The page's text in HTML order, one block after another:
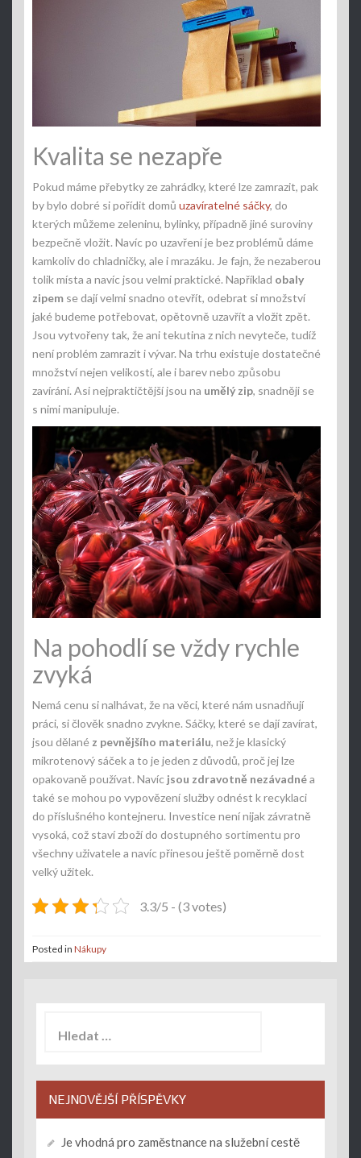
Kvalita se nezapře
Pokud máme přebytky ze zahrádky, které lze zamrazit, pak
by bylo dobré si pořídit domů uzavíratelné sáčky, do
kterých můžeme zeleninu, bylinky, případně jiné suroviny
bezpečně vložit. Navíc po uzavření je bez problémů dáme
kamkoliv do chladničky, ale i mrazáku. Je fajn, že nezaberou
tolik místa a navíc jsou velmi praktické. Například obaly
zipem se dají velmi snadno otevřít, odebrat si množství
jaké budeme potřebovat, opětovně uzavřít a vložit zpět.
Jsou vytvořeny tak, že ani tekutina z nich nevyteče, tudíž
není problém zamrazit i vývar. Na trhu existuje dostatečné
množství nejen velikostí, ale i barev nebo způsobu
zavírání. Asi nejpraktičtější jsou na umělý zip, snadněji se
s nimi manipuluje.
Na pohodlí se vždy rychle
zvyká
Nemá cenu si nalhávat, že na věci, které nám usnadňují
práci, si člověk snadno zvykne. Sáčky, které se dají zavírat,
jsou dělané z pevnějšího materiálu, než je klasický
mikrotenový sáček a to je jeden z důvodů, proč jej lze
opakovaně používat. Navíc jsou zdravotně nezávadnéa
také se mohou po vypovězení služby odnést k recyklaci
do příslušného kontejneru. Investice není nijak závratně
vysoká, což staví zboží do dostupného sortimentu pro
všechny uživatele a navíc přinesou ještě poměrně dost
velký užitek.
3.3/5 - (3 votes)
Posted in Nákupy
NEJNOVĚJŠÍ PŘÍSPĚVKY
Je vhodná pro zaměstnance na služební cestě